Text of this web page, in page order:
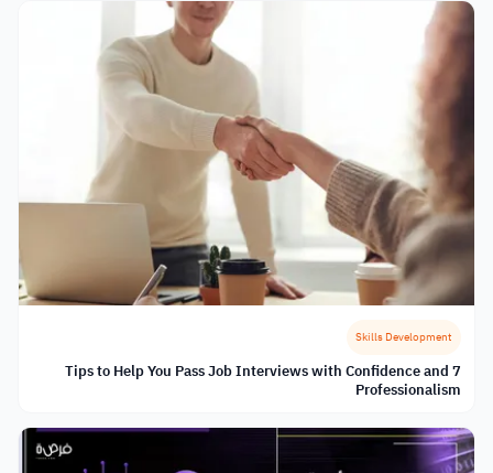
Skills Development
7 Tips to Help You Pass Job Interviews with Confidence and
Professionalism